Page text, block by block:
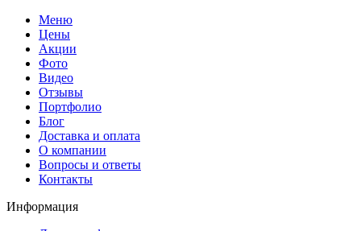
Меню
Цены
Акции
Фото
Видео
Отзывы
Портфолио
Блог
Доставка и оплата
О компании
Вопросы и ответы
Контакты
Информация